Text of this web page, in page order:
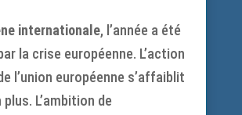
internationale, l’année a été
la crise européenne. L’action
l’union européenne s’affaiblit
plus. L’ambition de